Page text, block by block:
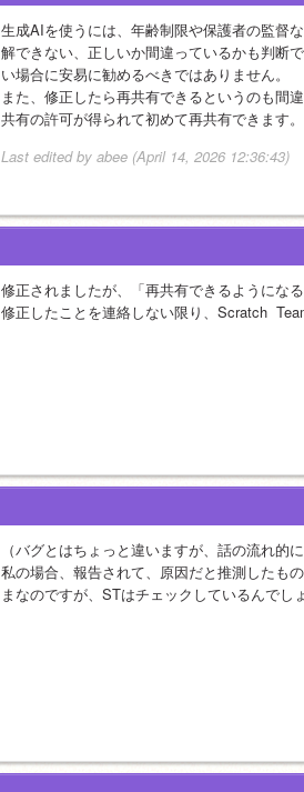
生成AIを使うには、年齢制限や保護者の監督
解できない、正しいか間違っているかも判断
い場合に安易に勧めるべきではありません。
また、修正したら再共有できるというのも間
共有の許可が得られて初めて再共有できます。
Last edited by abee (April 14, 2026 12:36:43)
修正されましたが、「再共有できるようにな
修正したことを連絡しない限り、Scratch
（バグとはちょっと違いますが、話の流れ的
私の場合、報告されて、原因だと推測したも
まなのですが、STはチェックしているんでし